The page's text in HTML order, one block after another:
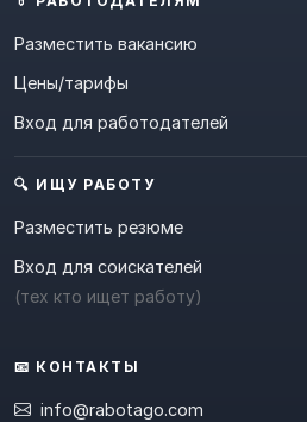
Разместить вакансию
Цены/тарифы
Вход для работодателей
🔍 ИЩУ РАБОТУ
Разместить резюме
Вход для соискателей
(тех кто ищет работу)
📧 КОНТАКТЫ
info@rabotago.com